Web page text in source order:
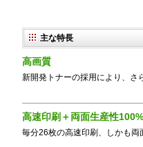
主な特長
高画質
新開発トナーの採用により、さ
高速印刷＋両面生産性100%
毎分26枚の高速印刷、しかも両